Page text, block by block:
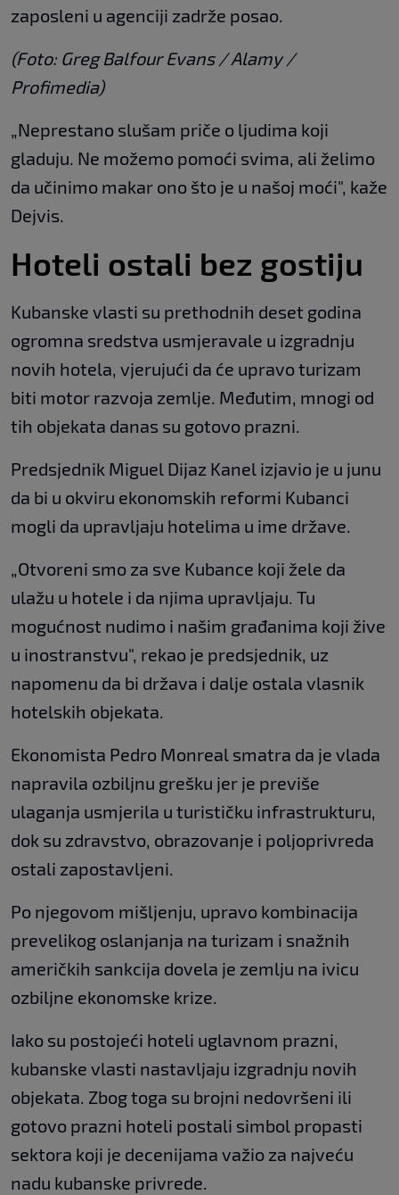
zaposleni u agenciji zadrže posao.
(Foto: Greg Balfour Evans / Alamy /
Profimedia)
„Neprestano slušam priče o ljudima koji
gladuju. Ne možemo pomoći svima, ali želimo
da učinimo makar ono što je u našoj moći", kaže
Dejvis.
Hoteli ostali bez gostiju
Kubanske vlasti su prethodnih deset godina
ogromna sredstva usmjeravale u izgradnju
novih hotela, vjerujući da će upravo turizam
biti motor razvoja zemlje. Međutim, mnogi od
tih objekata danas su gotovo prazni.
Predsjednik Miguel Dijaz Kanel izjavio je u junu
da bi u okviru ekonomskih reformi Kubanci
mogli da upravljaju hotelima u ime države.
„Otvoreni smo za sve Kubance koji žele da
ulažu u hotele i da njima upravljaju. Tu
mogućnost nudimo i našim građanima koji žive
u inostranstvu", rekao je predsjednik, uz
napomenu da bi država i dalje ostala vlasnik
hotelskih objekata.
Ekonomista Pedro Monreal smatra da je vlada
napravila ozbiljnu grešku jer je previše
ulaganja usmjerila u turističku infrastrukturu,
dok su zdravstvo, obrazovanje i poljoprivreda
ostali zapostavljeni.
Po njegovom mišljenju, upravo kombinacija
prevelikog oslanjanja na turizam i snažnih
američkih sankcija dovela je zemlju na ivicu
ozbiljne ekonomske krize.
Iako su postojeći hoteli uglavnom prazni,
kubanske vlasti nastavljaju izgradnju novih
objekata. Zbog toga su brojni nedovršeni ili
gotovo prazni hoteli postali simbol propasti
sektora koji je decenijama važio za najveću
nadu kubanske privrede.